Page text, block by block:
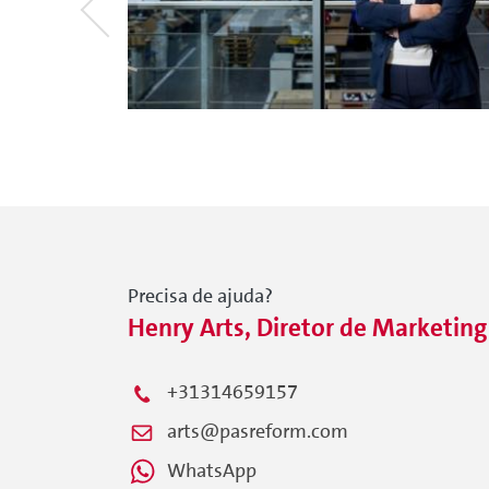
Precisa de ajuda?
Henry Arts, Diretor de Marketing
+31314659157
arts@pasreform.com
WhatsApp